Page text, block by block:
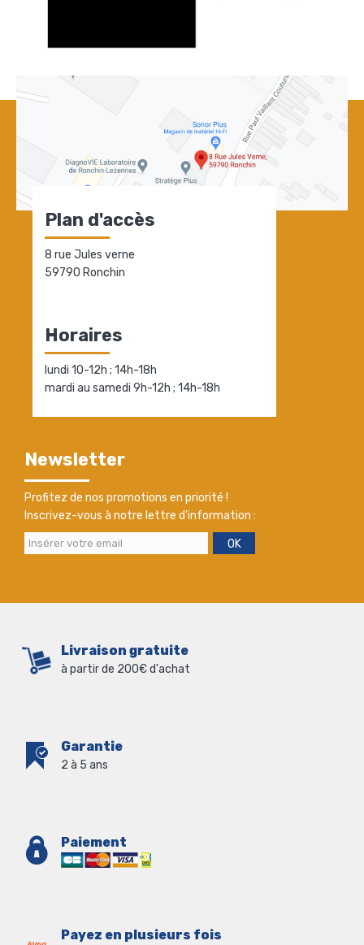
Plan d'accès
8 rue Jules verne
59790 Ronchin
Horaires
lundi 10-12h ; 14h-18h
mardi au samedi 9h-12h ; 14h-18h
Newsletter
Profitez de nos promotions en priorité !
Inscrivez-vous à notre lettre d'information :
OK
Livraison gratuite
à partir de 200€ d'achat
Garantie
2 à 5 ans
Paiement
Payez en plusieurs fois